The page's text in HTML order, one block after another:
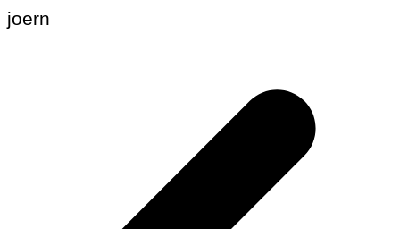
joern